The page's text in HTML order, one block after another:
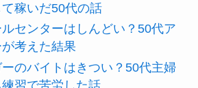
稼いだ50代の話
センターはしんどい？50代ア
考えた結果
のバイトはきつい？50代主婦
習で苦労した話